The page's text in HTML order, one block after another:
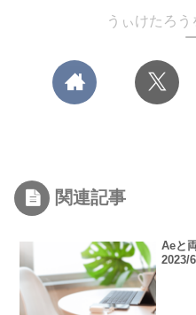
うぃけたろ
関連記事
Aeと
2023/